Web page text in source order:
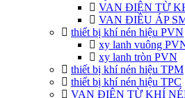
VAN ĐIỆN TỪ
VAN ĐIỀU ÁP
thiết bị khí nén hiệu PVN
xy lanh vuông
xy lanh tròn PVN
thiết bị khí nén hiệu TPM
thiết bị khí nén hiệu TPC
VAN ĐIỆN TỪ KHÍ